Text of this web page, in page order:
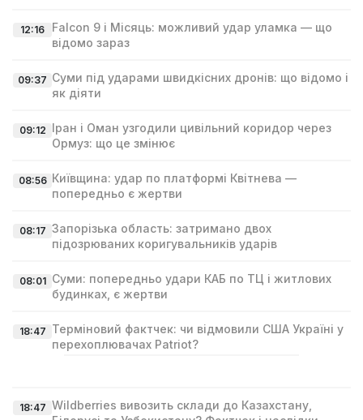
12:16
Falcon 9 і Місяць: можливий удар уламка — що
відомо зараз
09:37 Суми під ударами швидкісних дронів: що відомо і
як діяти
09:12 Іран і Оман узгодили цивільний коридор через
Ормуз: що це змінює
08:56 Київщина: удар по платформі Квітнева —
попередньо є жертви
08:17 Запорізька область: затримано двох
підозрюваних коригувальників ударів
08:01 Суми: попередньо удари КАБ по ТЦ і житлових
будинках, є жертви
18:47 Терміновий фактчек: чи відмовили США Україні у
перехоплювачах Patriot?
18:47 Wildberries вивозить склади до Казахстану,